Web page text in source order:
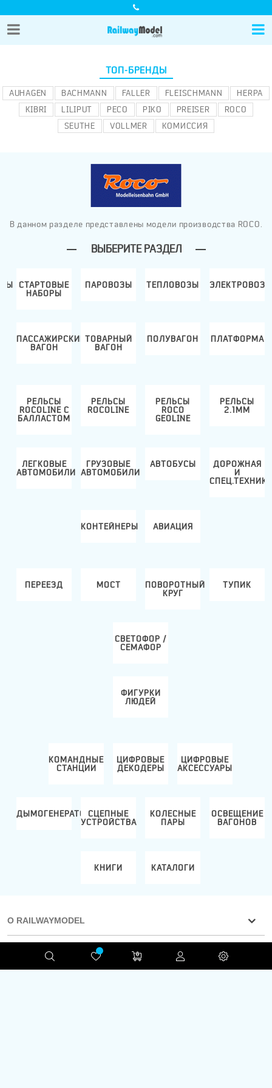
ТОП-БРЕНДЫ
AUHAGEN BACHMANN FALLER FLEISCHMANN
HERPA
KIBRI
LILIPUT PECO PIKO PREISER
ROCO
SEUTHE
VOLLMER КОМИССИЯ
В данном разделе представлены модели производства ROCO.
ВЫБЕРИТЕ РАЗДЕЛ
СТАРТОВЫЕ
НАБОРЫ
ПАРОВОЗЫ ТЕПЛОВОЗЫ ЭЛЕКТРОВОЗЫ
ПАССАЖИРСКИЙ
ВАГОН
ТОВАРНЫЙ
ВАГОН
ПОЛУВАГОН ПЛАТФОРМА
РЕЛЬСЫ
ROCOLINE C
БАЛЛАСТОМ
РЕЛЬСЫ
ROCOLINE
РЕЛЬСЫ
ROCO
GEOLINE
РЕЛЬСЫ
2.1ММ
ЛЕГКОВЫЕ
АВТОМОБИЛИ
ГРУЗОВЫЕ
АВТОМОБИЛИ
АВТОБУСЫ
ДОРОЖНАЯ
И
СПЕЦ.ТЕХНИКА
КОНТЕЙНЕРЫ АВИАЦИЯ
ПЕРЕЕЗД МОСТ
ПОВОРОТНЫЙ
КРУГ
ТУПИК
СВЕТОФОР /
СЕМАФОР
ФИГУРКИ
ЛЮДЕЙ
КОМАНДНЫЕ
СТАНЦИИ
ЦИФРОВЫЕ
ДЕКОДЕРЫ
ЦИФРОВЫЕ
АКСЕССУАРЫ
ДЫМОГЕНЕРАТОРЫСЦЕПНЫЕ
УСТРОЙСТВА
КОЛЕСНЫЕ
ПАРЫ
ОСВЕЩЕНИЕ
ВАГОНОВ
КНИГИ КАТАЛОГИ
О RAILWAYMODEL
ИНФОРМАЦИЯ